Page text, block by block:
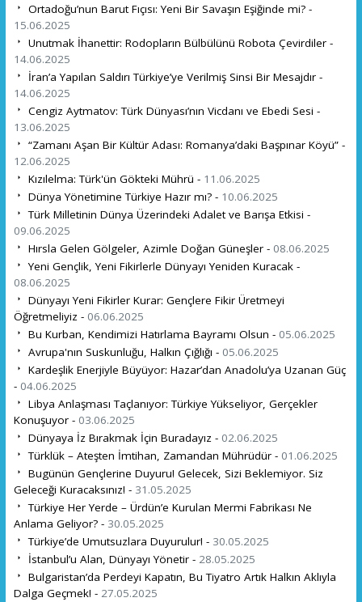
Ortadoğu’nun Barut Fıçısı: Yeni Bir Savaşın Eşiğinde mi? -
15.06.2025
Unutmak İhanettir: Rodopların Bülbülünü Robota Çevirdiler -
14.06.2025
İran’a Yapılan Saldırı Türkiye’ye Verilmiş Sinsi Bir Mesajdır -
14.06.2025
Cengiz Aytmatov: Türk Dünyası’nın Vicdanı ve Ebedi Sesi -
13.06.2025
“Zamanı Aşan Bir Kültür Adası: Romanya’daki Başpınar Köyü” -
12.06.2025
Kızılelma: Türk'ün Gökteki Mührü - 11.06.2025
Dünya Yönetimine Türkiye Hazır mı? - 10.06.2025
Türk Milletinin Dünya Üzerindeki Adalet ve Barışa Etkisi -
09.06.2025
Hırsla Gelen Gölgeler, Azimle Doğan Güneşler - 08.06.2025
Yeni Gençlik, Yeni Fikirlerle Dünyayı Yeniden Kuracak -
08.06.2025
Dünyayı Yeni Fikirler Kurar: Gençlere Fikir Üretmeyi
Öğretmeliyiz - 06.06.2025
Bu Kurban, Kendimizi Hatırlama Bayramı Olsun - 05.06.2025
Avrupa'nın Suskunluğu, Halkın Çığlığı - 05.06.2025
Kardeşlik Enerjiyle Büyüyor: Hazar’dan Anadolu’ya Uzanan Güç
- 04.06.2025
Libya Anlaşması Taçlanıyor: Türkiye Yükseliyor, Gerçekler
Konuşuyor - 03.06.2025
Dünyaya İz Bırakmak İçin Buradayız - 02.06.2025
Türklük – Ateşten İmtihan, Zamandan Mührüdür - 01.06.2025
Bugünün Gençlerine Duyuru! Gelecek, Sizi Beklemiyor. Siz
Geleceği Kuracaksınız! - 31.05.2025
Türkiye Her Yerde – Ürdün’e Kurulan Mermi Fabrikası Ne
Anlama Geliyor? - 30.05.2025
Türkiye’de Umutsuzlara Duyurulur! - 30.05.2025
İstanbul’u Alan, Dünyayı Yönetir - 28.05.2025
Bulgaristan’da Perdeyi Kapatın, Bu Tiyatro Artık Halkın Aklıyla
Dalga Geçmek! - 27.05.2025